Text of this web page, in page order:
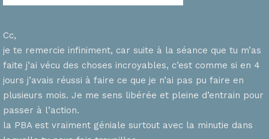
Cc,
je te remercie infiniment, car suite à la séance que tu m’as
faite j’ai vécu des choses incroyables, c’est comme si en 4
jours j’avais réussi à faire ce que je n’ai pas pu faire en
plusieurs mois. Je me sens libérée et pleine d’entrain pour
passer à l’action.
la PBA est vraiment géniale surtout avec la minutie dans